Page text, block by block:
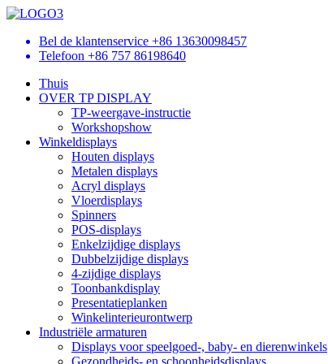
Bel de klantenservice +86 13630098457
Telefoon +86 757 86198640
Thuis
OVER TP DISPLAY
TP-weergave-instructie
Workshopshow
Winkeldisplays
Houten displays
Metalen displays
Acryl displays
Vloerdisplays
Spinners
POS-displays
Enkelzijdige displays
Dubbelzijdige displays
4-zijdige displays
Toonbankdisplay
Presentatieplanken
Winkelinterieurontwerp
Industriële armaturen
Displays voor speelgoed-, baby- en dierenwinkels
Gezondheids- en schoonheidsdisplays